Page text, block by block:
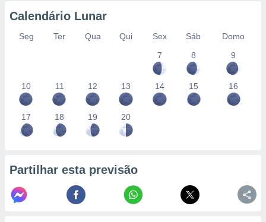
Calendário Lunar
Seg Ter Qua Qui Sex Sáb
Domo
7
8 9
10 11 12 13 14 15 16
17 18 19 20
Partilhar esta previsão